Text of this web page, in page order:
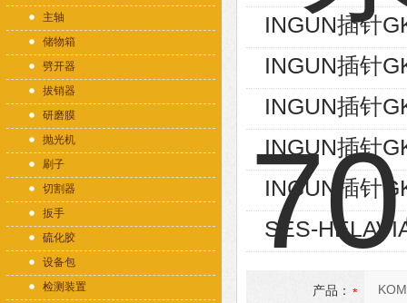
主轴
储物箱
劈开器
拔销器
研磨膜
抛光机
刷子
切割器
扳手
硫化胶
设备包
检测装置
INGUN插针
INGUN插针
INGUN插针
INGUN插针
INGUN插针
SES-
产品：